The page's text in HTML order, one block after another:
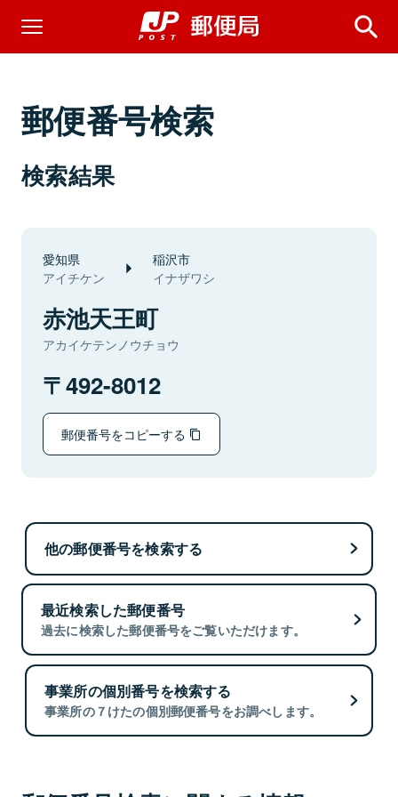
郵便番号検索
検索結果
愛知県
アイチケン
稲沢市
イナザワシ
赤池天王町
アカイケテンノウチョウ
492-8012
郵便番号をコピーする
他の郵便番号を検索する
最近検索した郵便番号
過去に検索した郵便番号をご覧いただけます。
事業所の個別番号を検索する
事業所の７けたの個別郵便番号をお調べします。